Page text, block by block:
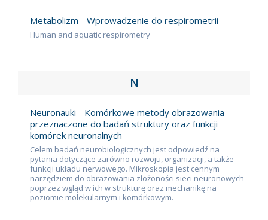
Metabolizm - Wprowadzenie do respirometrii
Human and aquatic respirometry
N
Neuronauki - Komórkowe metody obrazowania
przeznaczone do badań struktury oraz funkcji
komórek neuronalnych
Celem badań neurobiologicznych jest odpowiedź na
pytania dotyczące zarówno rozwoju, organizacji, a także
funkcji układu nerwowego. Mikroskopia jest cennym
narzędziem do obrazowania złożoności sieci neuronowych
poprzez wgląd w ich w strukturę oraz mechanikę na
poziomie molekularnym i komórkowym.